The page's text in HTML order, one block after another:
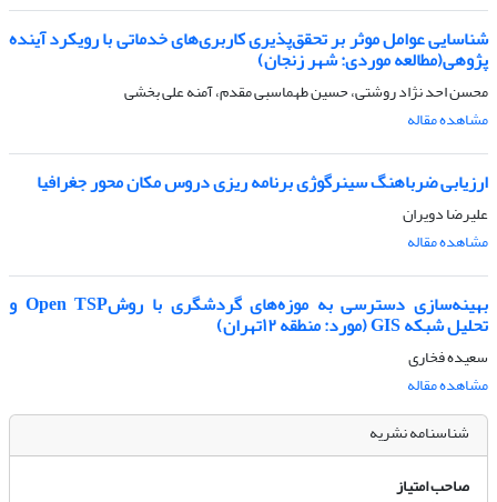
شناسایی عوامل موثر بر تحقق‌پذیری کاربری‌های خدماتی با رویکرد آینده
پژوهی(مطالعه موردی: شهر زنجان)
محسن احد نژاد روشتی، حسین طهماسبی مقدم، آمنه علی بخشی
مشاهده مقاله
ارزیابی ضرباهنگ سینرگوژی برنامه ریزی دروس مکان محور جغرافیا
علیرضا دویران
مشاهده مقاله
بهینه‌سازی دسترسی به موزه‌های گردشگری با روشOpen TSP و
تحلیل شبکه GIS (مورد: منطقه ۱۲تهران)
سعیده فخاری
مشاهده مقاله
شناسنامه نشریه
صاحب امتیاز